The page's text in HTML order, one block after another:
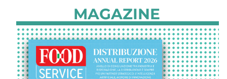
MAGAZINE